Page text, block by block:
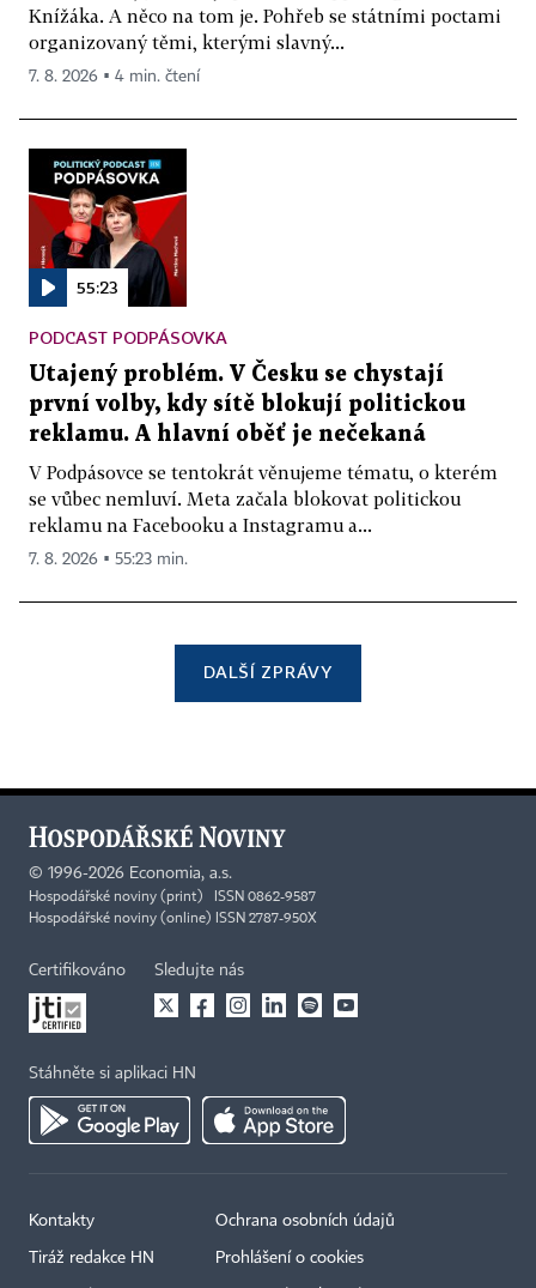
Knížáka. A něco na tom je. Pohřeb se státními poctami
organizovaný těmi, kterými slavný...
7. 8. 2026 ▪ 4 min. čtení
55:23
PODCAST PODPÁSOVKA
Utajený problém. V Česku se chystají
první volby, kdy sítě blokují politickou
reklamu. A hlavní oběť je nečekaná
V Podpásovce se tentokrát věnujeme tématu, o kterém
se vůbec nemluví. Meta začala blokovat politickou
reklamu na Facebooku a Instagramu a...
7. 8. 2026 ▪ 55:23 min.
DALŠÍ ZPRÁVY
© 1996-2026 Economia, a.s.
Hospodářské noviny (print) ISSN 0862-9587
Hospodářské noviny (online) ISSN 2787-950X
Certifikováno Sledujte nás
Stáhněte si aplikaci HN
Kontakty
Tiráž redakce HN
Ochrana osobních údajů
Prohlášení o cookies